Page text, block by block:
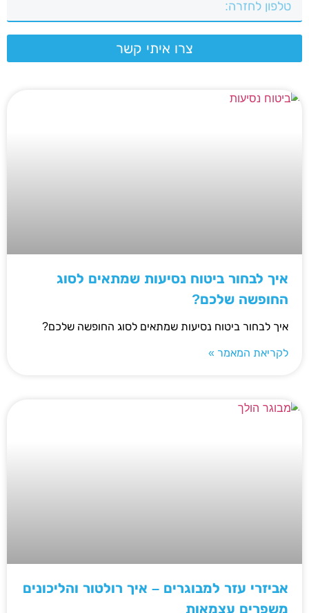
צרו איתי קשר
איך לבחור ביטוח נסיעות שמתאים לסוג
החופשה שלכם?
איך לבחור ביטוח נסיעות שמתאים לסוג החופשה שלכם?
לקריאת המאמר »
אביזרי עזר למבוגרים – איך רולטור והליכונים
משפרים עצמאות